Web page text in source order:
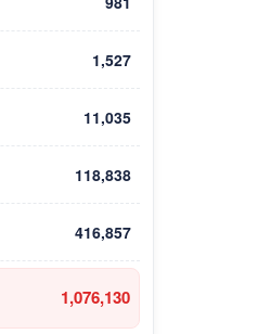
1,527
11,035
118,838
416,857
1,076,130